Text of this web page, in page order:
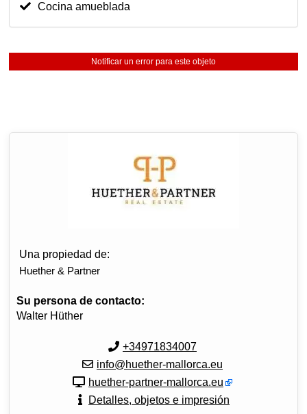
Cocina amueblada
Notificar un error para este objeto
Una propiedad de:
Huether & Partner
Su persona de contacto:
Walter Hüther
+34971834007
info@huether-mallorca.eu
huether-partner-mallorca.eu
Detalles, objetos e impresión